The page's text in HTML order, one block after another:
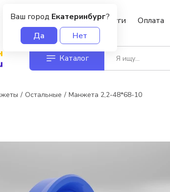
Ваш город Екатеринбург?
Да
Нет
О нас Услуги Оплата
Каталог
Остальные Манжета 2,2-48*68-10